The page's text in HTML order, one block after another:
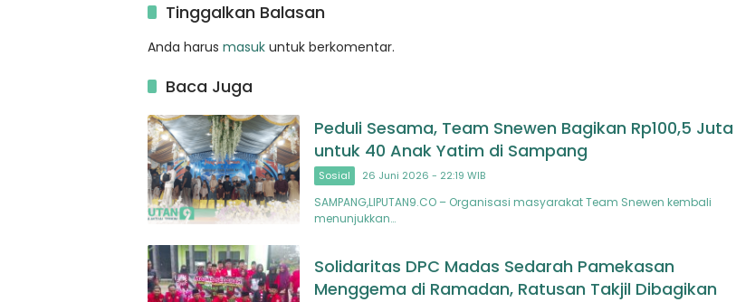
Tinggalkan Balasan
Anda harus masuk untuk berkomentar.
Baca Juga
Peduli Sesama, Team Snewen Bagikan Rp100,5 Juta
untuk 40 Anak Yatim di Sampang
Sosial 26 Juni 2026 - 22:19 WIB
SAMPANG,LIPUTAN9.CO – Organisasi masyarakat Team Snewen kembali
menunjukkan…
Solidaritas DPC Madas Sedarah Pamekasan
Menggema di Ramadan, Ratusan Takjil Dibagikan